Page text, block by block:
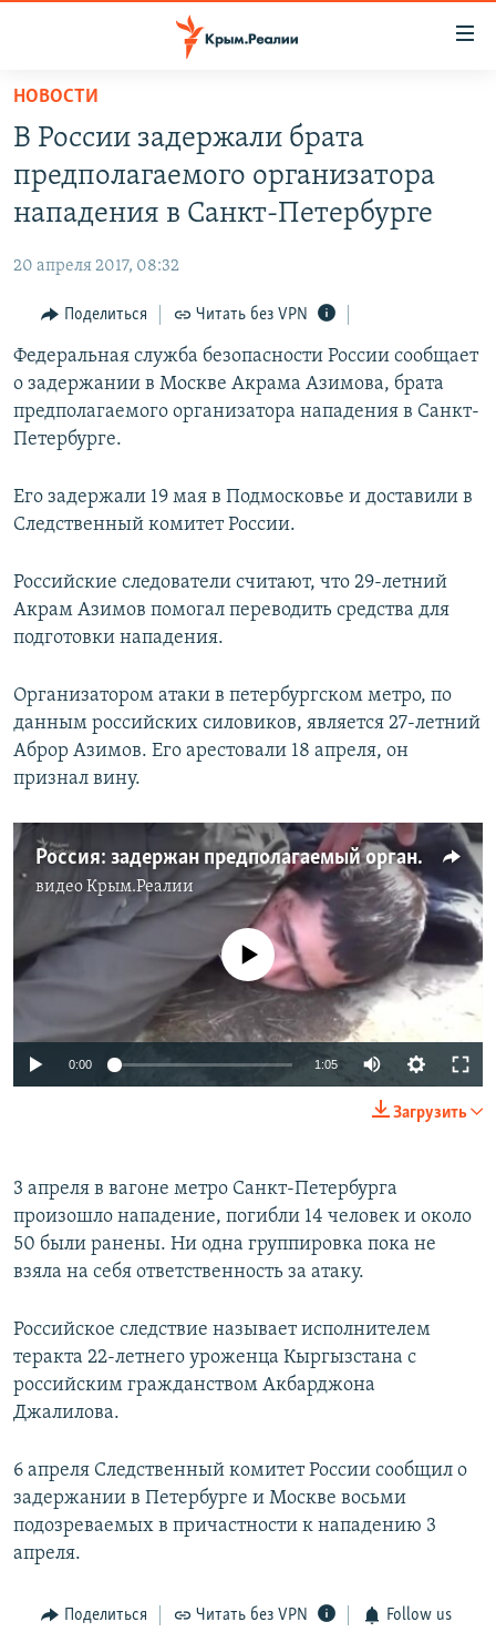
Вернуться
основному
содержанию
Вернутся
главной
навигации
Вернутся
поиску
11 ЛЕТ ОККУПАЦИИ КРЫМА. 11 ИСТОРИЙ СОПРОТИВЛЕНИЯ
ВОДА
ЕЩЕ
ИНТЕРАКТИВ
ИНФОГРАФИКА
ТЕЛЕПРОЕКТ КРЫМ.РЕАЛИИ
СОВЕТЫ ПРАВОЗАЩИТНИКОВ
ПОБЕДИТЕЛЕЙ НЕ СУДЯТ?
УКРАИНСКАЯ ПРОБЛЕМА КРЫМА
РАДІО СВОБОДА
КАК ОБОЙТИ БЛОКИРОВКУ
Українською
Qırımtatar
ПРИСОЕДИНЯЙТЕСЬ!
НОВОСТИ
В России задержали брата
предполагаемого организатора
нападения в Санкт-Петербурге
20 апреля 2017, 08:32
Поделиться Читать без VPN
Федеральная служба безопасности России сообщает
о задержании в Москве Акрама Азимова, брата
предполагаемого организатора нападения в Санкт-
Петербурге.
Его задержали 19 мая в Подмосковье и доставили в
Следственный комитет России.
Российские следователи считают, что 29-летний
Акрам Азимов помогал переводить средства для
подготовки нападения.
Организатором атаки в петербургском метро, по
данным российских силовиков, является 27-летний
Аброр Азимов. Его арестовали 18 апреля, он
признал вину.
Россия: задержан предполагаемый организатор теракта в метро Петербурга (видео)
видеоКрым.Реалии
No media source currently available
0:00 1:05
Загрузить
3 апреля в вагоне метро Санкт-Петербурга
произошло нападение, погибли 14 человек и около
50 были ранены. Ни одна группировка пока не
взяла на себя ответственность за атаку.
Российское следствие называет исполнителем
теракта 22-летнего уроженца Кыргызстана с
российским гражданством Акбарджона
Джалилова.
6 апреля Следственный комитет России сообщил о
задержании в Петербурге и Москве восьми
подозреваемых в причастности к нападению 3
апреля.
Поделиться Читать без VPN Follow us